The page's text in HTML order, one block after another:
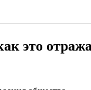
это